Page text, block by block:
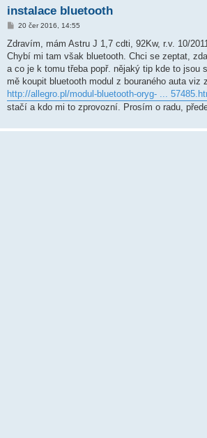
instalace bluetooth
P
í
p
ě
e
k
20 čer 2016, 14:55
Zdravím, mám Astru J 1,7 cdti, 92Kw, r.v. 10/
Chybí mi tam však bluetooth. Chci se zeptat,
a co je k tomu třeba popř. nějaký tip kde to jsou
mě koupit bluetooth modul z bouraného auta viz
http://allegro.pl/modul-bluetooth-oryg- ...
stačí a kdo mi to zprovozní. Prosím o radu,